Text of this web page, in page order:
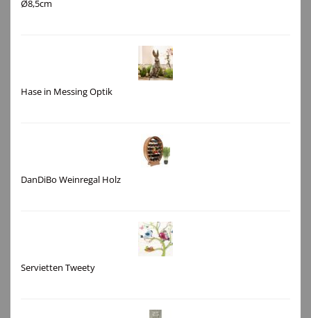
Ø8,5cm
Hase in Messing Optik
DanDiBo Weinregal Holz
Servietten Tweety